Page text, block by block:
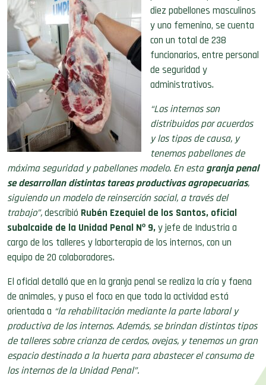
diez pabellones masculinos
y uno femenino, se cuenta
con un total de 238
funcionarios, entre personal
de seguridad y
administrativos.
“Los internos son
distribuidos por acuerdos
y los tipos de causa, y
tenemos pabellones de
máxima seguridad y pabellones modelo. En estagranja penal
se desarrollan distintas tareas productivas agropecuarias,
siguiendo un modelo de reinserción social, a través del
trabajo”,describió Rubén Ezequiel de los Santos, oficial
subalcaide de la Unidad Penal Nº 9,y jefe de Industria a
cargo de los talleres y laborterapia de los internos, con un
equipo de 20 colaboradores.
El oficial detalló que en la granja penal se realiza la cría y faena
de animales, y puso el foco en que toda la actividad está
orientada a “la rehabilitación mediante la parte laboral y
productiva de los internos. Además, se brindan distintos tipos
de talleres sobre crianza de cerdos, ovejas, y tenemos un gran
espacio destinado a la huerta para abastecer el consumo de
los internos de la Unidad Penal”.